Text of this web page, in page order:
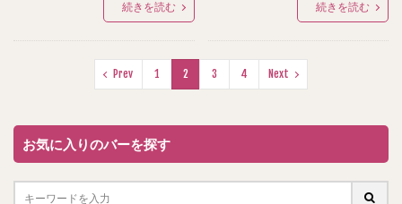
続きを読む 続きを読む
Prev 1 2 3 4 Next
お気に入りのバーを探す